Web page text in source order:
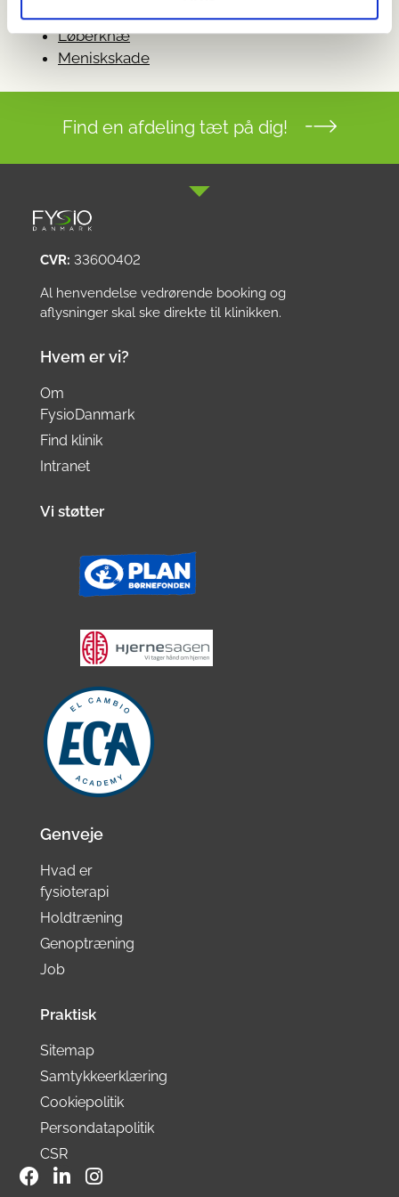
Springerknæ
Løberknæ
Meniskskade
Find en afdeling tæt på dig!
CVR: 33600402
Al henvendelse vedrørende booking og
aflysninger skal ske direkte til klinikken.
Hvem er vi?
Om
FysioDanmark
Find klinik
Intranet
Vi støtter
Genveje
Hvad er
fysioterapi
Holdtræning
Genoptræning
Job
Praktisk
Sitemap
Samtykkeerklæring
Cookiepolitik
Persondatapolitik
CSR